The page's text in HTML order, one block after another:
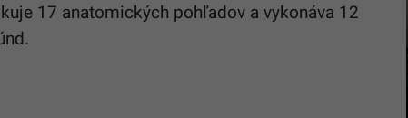
17 anatomických pohľadov a vykonáva 12